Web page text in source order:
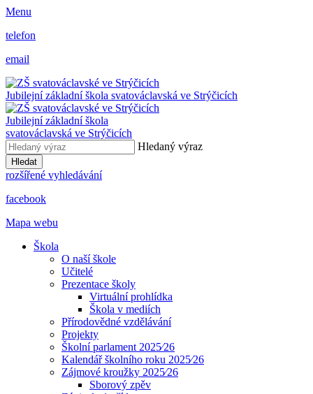
Menu
telefon
email
Jubilejní základní škola svatováclavská ve Strýčicích
Jubilejní základní škola
svatováclavská ve Strýčicích
Hledaný výraz
Hledat
rozšířené vyhledávání
facebook
Mapa webu
Škola
O naší škole
Učitelé
Prezentace školy
Virtuální prohlídka
Škola v mediích
Přírodovědné vzdělávání
Projekty
Školní parlament 2025⁄26
Kalendář školního roku 2025⁄26
Zájmové kroužky 2025⁄26
Sborový zpěv